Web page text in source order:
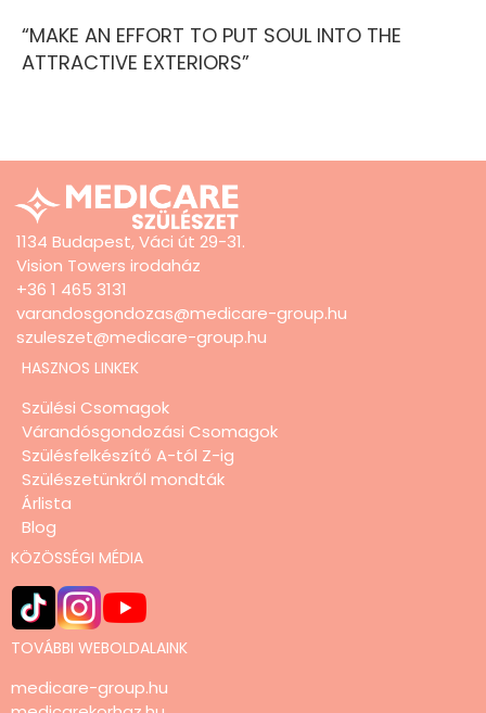
“MAKE AN EFFORT TO PUT SOUL INTO THE
ATTRACTIVE EXTERIORS”
1134 Budapest, Váci út 29-31.
Vision Towers irodaház
+36 1 465 3131
varandosgondozas@medicare-group.hu
szuleszet@medicare-group.hu
HASZNOS LINKEK
Szülési Csomagok
Várandósgondozási Csomagok
Szülésfelkészítő A-tól Z-ig
Szülészetünkről mondták
Árlista
Blog
KÖZÖSSÉGI MÉDIA
TOVÁBBI WEBOLDALAINK
medicare-group.hu